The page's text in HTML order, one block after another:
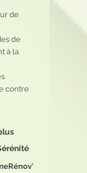
de
de
à la
contre